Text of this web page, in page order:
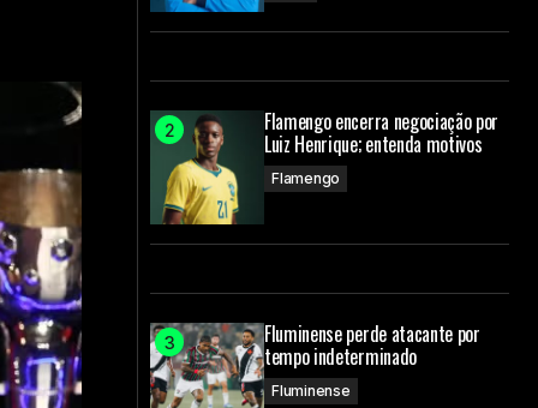
Flamengo encerra negociação por
Luiz Henrique; entenda motivos
Flamengo
Fluminense perde atacante por
tempo indeterminado
Fluminense